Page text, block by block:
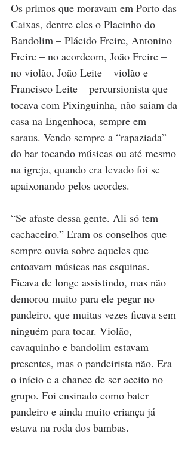
Os primos que moravam em Porto das
Caixas, dentre eles o Placinho do
Bandolim – Plácido Freire, Antonino
Freire – no acordeom, João Freire –
no violão, João Leite – violão e
Francisco Leite – percursionista que
tocava com Pixinguinha, não saiam da
casa na Engenhoca, sempre em
saraus. Vendo sempre a “rapaziada”
do bar tocando músicas ou até mesmo
na igreja, quando era levado foi se
apaixonando pelos acordes.
“Se afaste dessa gente. Ali só tem
cachaceiro.” Eram os conselhos que
sempre ouvia sobre aqueles que
entoavam músicas nas esquinas.
Ficava de longe assistindo, mas não
demorou muito para ele pegar no
pandeiro, que muitas vezes ficava sem
ninguém para tocar. Violão,
cavaquinho e bandolim estavam
presentes, mas o pandeirista não. Era
o início e a chance de ser aceito no
grupo. Foi ensinado como bater
pandeiro e ainda muito criança já
estava na roda dos bambas.